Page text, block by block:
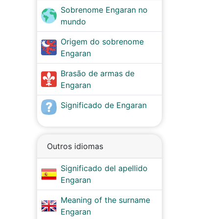
Sobrenome Engaran no
mundo
Origem do sobrenome
Engaran
Brasão de armas de
Engaran
Significado de Engaran
Outros idiomas
Significado del apellido
Engaran
Meaning of the surname
Engaran